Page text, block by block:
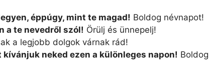
éppúgy, mint te magad! Boldog névnapot!
a te nevedről szól! Örülj és ünnepelj!
a legjobb dolgok várnak rád!
neked ezen a különleges napon! Boldog